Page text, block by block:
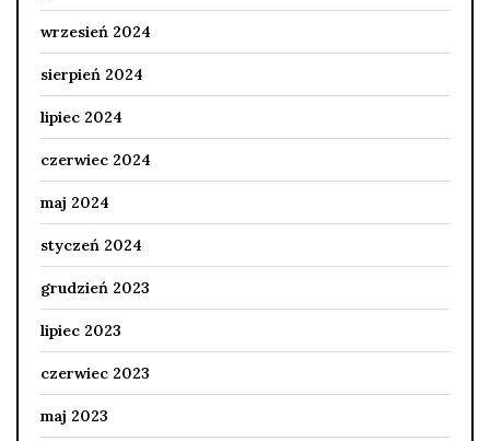
wrzesień 2024
sierpień 2024
lipiec 2024
czerwiec 2024
maj 2024
styczeń 2024
grudzień 2023
lipiec 2023
czerwiec 2023
maj 2023